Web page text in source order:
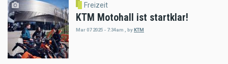
Freizeit
KTM Motohall ist startklar!
Mar 07 2025 - 7:34am byKTM